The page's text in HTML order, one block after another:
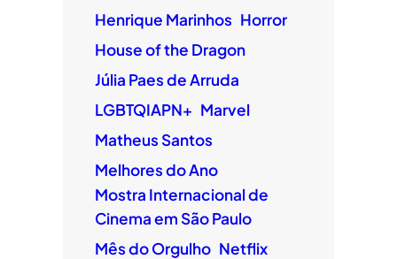
Henrique Marinhos Horror
House of the Dragon
Júlia Paes de Arruda
LGBTQIAPN+ Marvel
Matheus Santos
Melhores do Ano
Mostra Internacional de
Cinema em São Paulo
Mês do Orgulho Netflix